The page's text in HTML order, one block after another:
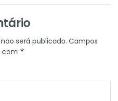
será publicado. Campos
com *